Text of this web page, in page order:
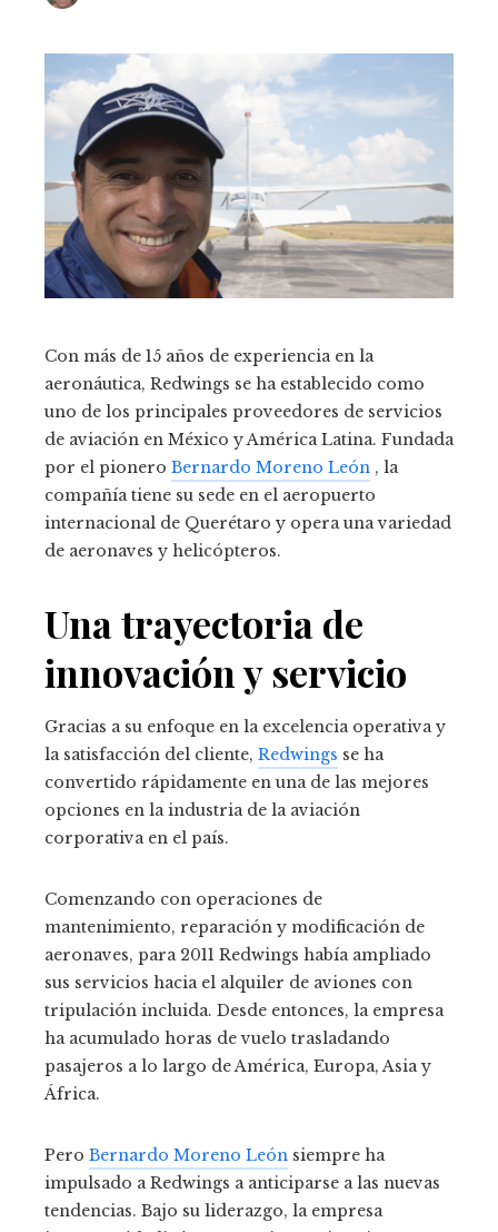
Con más de 15 años de experiencia en la
aeronáutica, Redwings se ha establecido como
uno de los principales proveedores de servicios
de aviación en México y América Latina. Fundada
por el pionero Bernardo Moreno León , la
compañía tiene su sede en el aeropuerto
internacional de Querétaro y opera una variedad
de aeronaves y helicópteros.
Una trayectoria de
innovación y servicio
Gracias a su enfoque en la excelencia operativa y
la satisfacción del cliente, Redwings se ha
convertido rápidamente en una de las mejores
opciones en la industria de la aviación
corporativa en el país.
Comenzando con operaciones de
mantenimiento, reparación y modificación de
aeronaves, para 2011 Redwings había ampliado
sus servicios hacia el alquiler de aviones con
tripulación incluida. Desde entonces, la empresa
ha acumulado horas de vuelo trasladando
pasajeros a lo largo de América, Europa, Asia y
África.
Pero Bernardo Moreno León siempre ha
impulsado a Redwings a anticiparse a las nuevas
tendencias. Bajo su liderazgo, la empresa